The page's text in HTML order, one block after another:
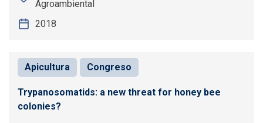
Agroambiental
2018
Apicultura Congreso
Trypanosomatids: a new threat for honey bee
colonies?